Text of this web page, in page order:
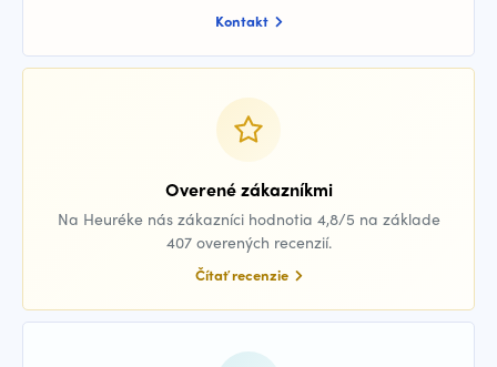
Kontakt
Overené zákazníkmi
Na Heuréke nás zákazníci hodnotia 4,8/5 na základe
407 overených recenzií.
Čítať recenzie